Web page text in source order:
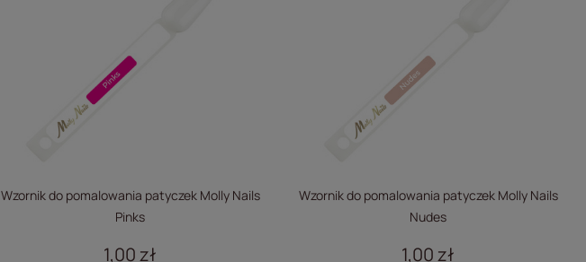
Wzornik do pomalowania patyczek Molly Nails
Pinks
1,00 zł
Wzornik do pomalowania patyczek Molly Nails
Nudes
1,00 zł